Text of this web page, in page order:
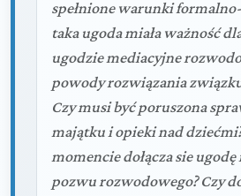
spełnione warunki
taka ugoda miała ważność
ugodzie mediacyjne
powody rozwiązania
Czy musi być poruszona
majątku i opieki nad
momencie dołącza sie
pozwu rozwodowego? Czy